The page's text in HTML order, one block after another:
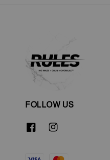
FOLLOW US